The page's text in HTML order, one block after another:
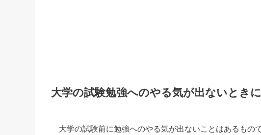
大学の試験勉強へのやる気が出ないとき
大学の試験前に勉強へのやる気が出ないことはあるもので